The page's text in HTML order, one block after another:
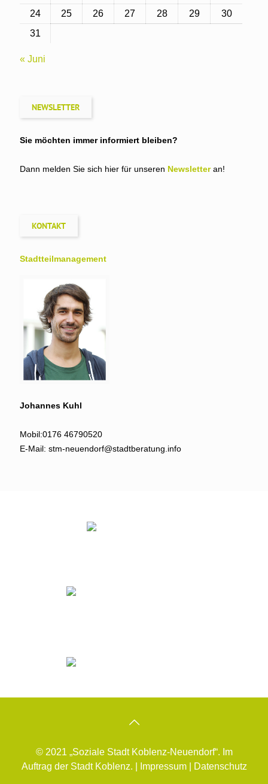
24
25 26 27 28 29
30
31
« Juni
NEWSLETTER
Sie möchten immer informiert bleiben?
Dann melden Sie sich hier für unseren Newsletteran!
KONTAKT
Stadtteil­management
Johannes Kuhl
Mobil:0176 46790520
E-Mail: stm-neuendorf@stadtberatung.info
© 2021 „Soziale Stadt Koblenz-Neuendorf“. Im
Auftrag der Stadt Koblenz. |
Impressum| Datenschutz